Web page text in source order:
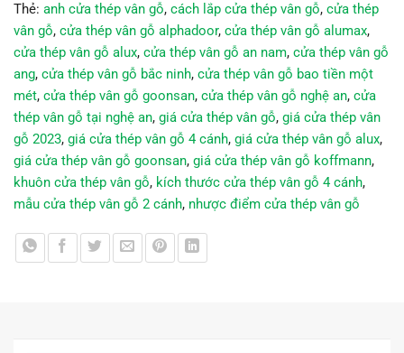
Thẻ: anh cửa thép vân gỗ, cách lắp cửa thép vân gỗ, cửa thép
vân gỗ, cửa thép vân gỗ alphadoor, cửa thép vân gỗ alumax,
cửa thép vân gỗ alux, cửa thép vân gỗ an nam, cửa thép vân gỗ
ang, cửa thép vân gỗ bắc ninh, cửa thép vân gỗ bao tiền một
mét, cửa thép vân gỗ goonsan, cửa thép vân gỗ nghệ an, cửa
thép vân gỗ tại nghệ an, giá cửa thép vân gỗ, giá cửa thép vân
gỗ 2023, giá cửa thép vân gỗ 4 cánh, giá cửa thép vân gỗ alux,
giá cửa thép vân gỗ goonsan, giá cửa thép vân gỗ koffmann,
khuôn cửa thép vân gỗ, kích thước cửa thép vân gỗ 4 cánh,
mẫu cửa thép vân gỗ 2 cánh, nhược điểm cửa thép vân gỗ